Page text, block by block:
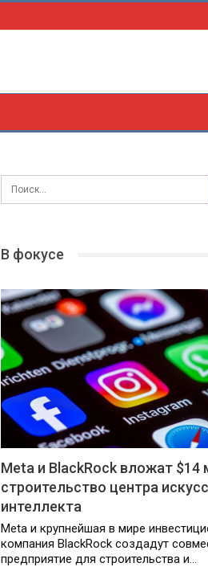
В фокусе
Meta и BlackRock вложат $14
строительство центра
интеллекта
Meta и крупнейшая в мире
компания BlackRock создадут
предприятие для строительства и…